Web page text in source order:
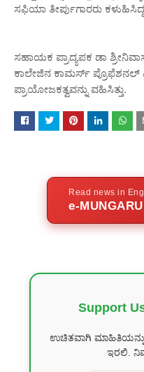
ಸಫಿಯಾ ತೀರ್ಪುಗಾರರು
ಸಹಾಯಕ ಪ್ರಾದ್ಯಪಕ ಡಾ
ಕಾಲೇಜಿನ ಕಾಮರ್ಸ್‌
ಪ್ರಾಯೋಜಕತ್ವವನ್ನು ವಹಿಸಿತ್ತು.
Read news in
e-
Support
ಉಚಿತವಾಗಿ
ಇರಲಿ.